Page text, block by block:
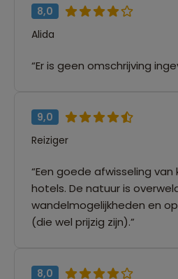
8,0
Alida
“Er is geen omschrijving
9,0
Reiziger
“Een goede afwisseling
hotels. De natuur is
wandelmogelijkheden en
(die wel prijzig zijn).”
8,0